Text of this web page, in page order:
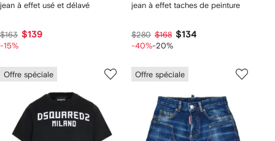
jean à effet usé et délavé
$163 $139
-15%
jean à effet taches de peinture
$280 $168 $134
-40%-20%
Offre spéciale Offre spéciale